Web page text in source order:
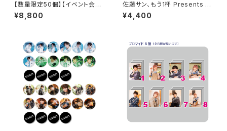
【数量限定50個】【イベント会場
特典付き】SECOND LINE Pre
sents みんなに会いに行くよ!
¥8,800
佐藤サン、もう1杯 Presents 佐
藤拓也、39歳のお誕生日会 39
（Thank you）CD
¥4,400